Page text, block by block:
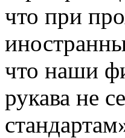
что при
что наши
рукава не